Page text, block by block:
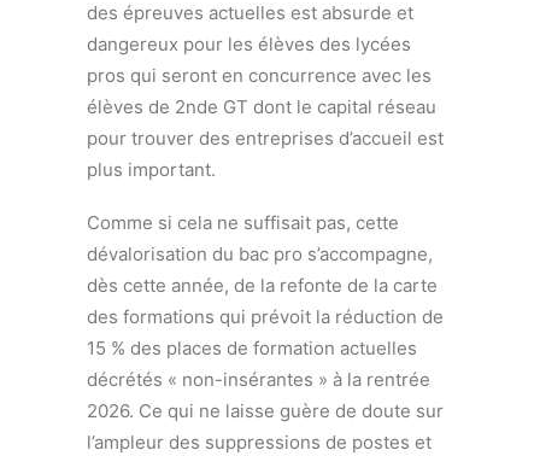
des épreuves actuelles est absurde et
dangereux pour les élèves des lycées
pros qui seront en concurrence avec les
élèves de 2nde GT dont le capital réseau
pour trouver des entreprises d’accueil est
plus important.
Comme si cela ne suffisait pas, cette
dévalorisation du bac pro s’accompagne,
dès cette année, de la refonte de la carte
des formations qui prévoit la réduction de
15 % des places de formation actuelles
décrétés « non-insérantes » à la rentrée
2026. Ce qui ne laisse guère de doute sur
l’ampleur des suppressions de postes et